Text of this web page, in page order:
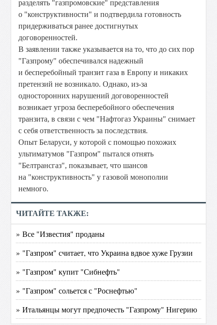
разделять "газпромовские" представления
о "конструктивности" и подтвердила готовность
придерживаться ранее достигнутых
договоренностей.
В заявлении также указывается на то, что до сих пор
"Газпрому" обеспечивался надежный
и бесперебойный транзит газа в Европу и никаких
претензий не возникало. Однако, из-за
односторонних нарушений договоренностей
возникает угроза бесперебойного обеспечения
транзита, в связи с чем "Нафтогаз Украины" снимает
с себя ответственность за последствия.
Опыт Беларуси, у которой с помощью похожих
ультиматумов "Газпром" пытался отнять
"Белтрансгаз", показывает, что шансов
на "конструктивность" у газовой монополии
немного.
ЧИТАЙТЕ ТАКЖЕ:
» Все "Известия" проданы
» "Газпром" считает, что Украина вдвое хуже Грузии
» "Газпром" купит "Сибнефть"
» "Газпром" сольется с "Роснефтью"
» Итальянцы могут предпочесть "Газпрому" Нигерию